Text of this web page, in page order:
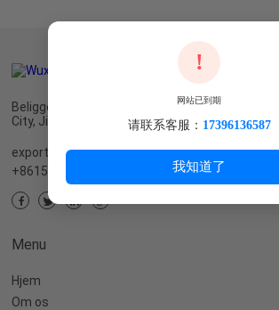
Beliggenhed og kontaktoplysninger Adresse:
City, Jiangsu, Kina
export@steelgrating8.com
+8615190276279
Menu
Hjem
Om os
!
网站已到期
请联系客服： 17396136587
我知道了